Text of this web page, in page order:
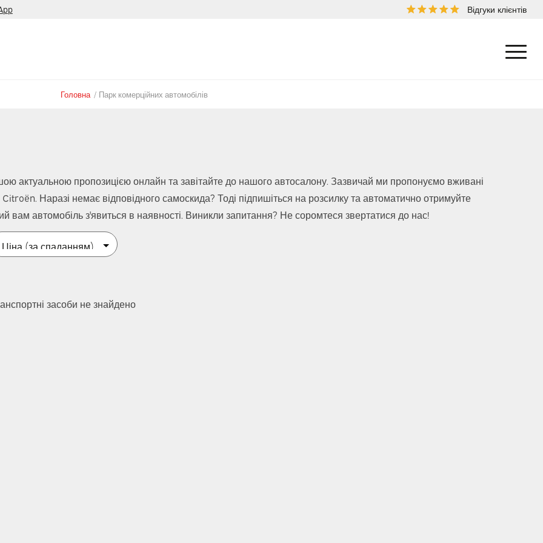
Відгуки клієнтів
Головна / Парк комерційних автомобілів
актуальною пропозицією онлайн та завітайте до нашого автосалону. Зазвичай ми пропонуємо вживані
Наразі немає відповідного самоскида? Тоді підпишіться на розсилку та автоматично отримуйте
вам автомобіль з'явиться в наявності. Виникли запитання? Не соромтеся звертатися до нас!
засоби не знайдено